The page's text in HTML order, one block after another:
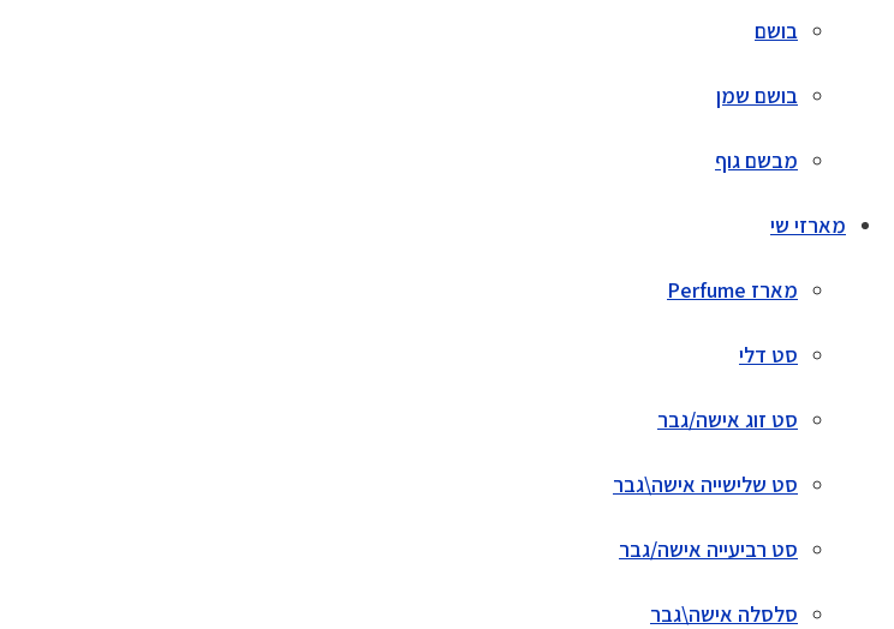
בושם
בושם שמן
מבשם גוף
מארזי שי
מארז Perfume
סט דלי
סט זוג אישה/גבר
סט שלישייה אישה\גבר
סט רביעייה אישה/גבר
סלסלה אישה\גבר